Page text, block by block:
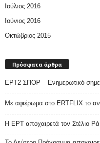
Ιούλιος 2016
Ιούνιος 2016
Οκτώβριος 2015
Πρόσφατα άρθρα
ΕΡΤ2 ΣΠΟΡ – Ενημερωτικό
Με αφιέρωμα στο ERTFLIX το
Η ΕΡΤ αποχαιρετά τον Στέλιο